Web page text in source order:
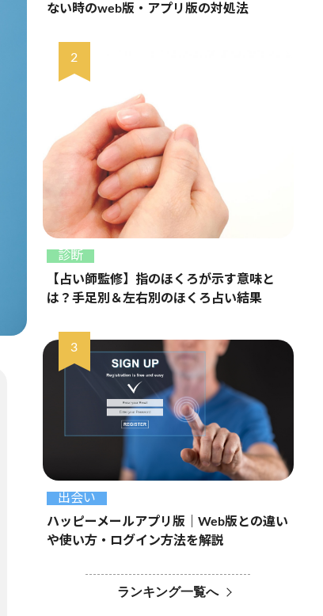
ない時のweb版・アプリ版の対処法
診断
【占い師監修】指のほくろが示す意味と
は？手足別＆左右別のほくろ占い結果
出会い
ハッピーメールアプリ版｜Web版との違い
や使い方・ログイン方法を解説
ランキング一覧へ